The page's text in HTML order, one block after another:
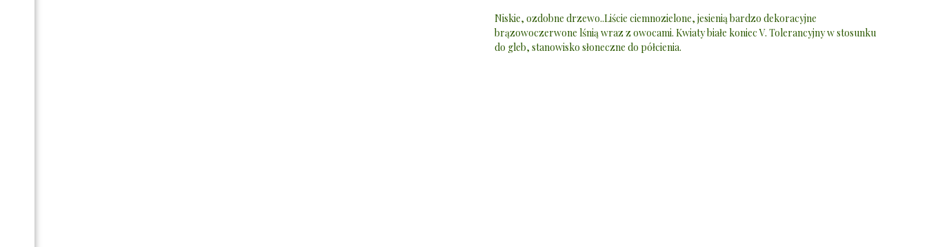
Niskie, ozdobne drzewo..Liście ciemnozielone, jesienią bardzo dekoracyjne
brązowoczerwone lśnią wraz z owocami. Kwiaty białe koniec V. Tolerancyjny w stosunku
do gleb, stanowisko słoneczne do półcienia.